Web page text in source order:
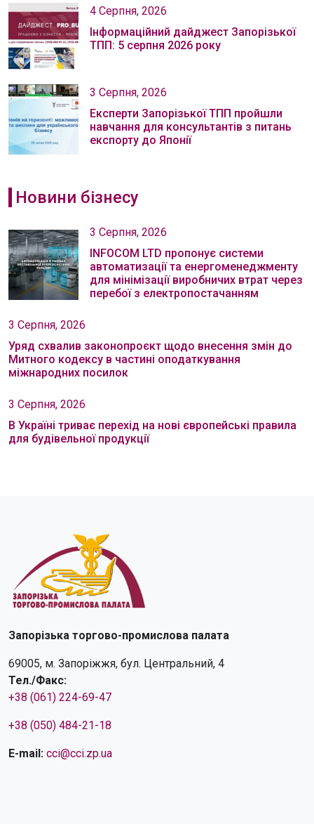
4 Серпня, 2026
Інформаційний дайджест Запорізької
ТПП: 5 серпня 2026 року
3 Серпня, 2026
Експерти Запорізької ТПП пройшли
навчання для консультантів з питань
експорту до Японії
Новини бізнесу
3 Серпня, 2026
INFOCOM LTD пропонує системи
автоматизації та енергоменеджменту
для мінімізації виробничих втрат через
перебої з електропостачанням
3 Серпня, 2026
Уряд схвалив законопроєкт щодо внесення змін до
Митного кодексу в частині оподаткування
міжнародних посилок
3 Серпня, 2026
В Україні триває перехід на нові європейські правила
для будівельної продукції
Запорізька торгово-промислова палата
69005, м. Запоріжжя, бул. Центральний, 4
Тел./Факс:
+38 (061) 224-69-47
+38 (050) 484-21-18
E-mail: cci@cci.zp.ua